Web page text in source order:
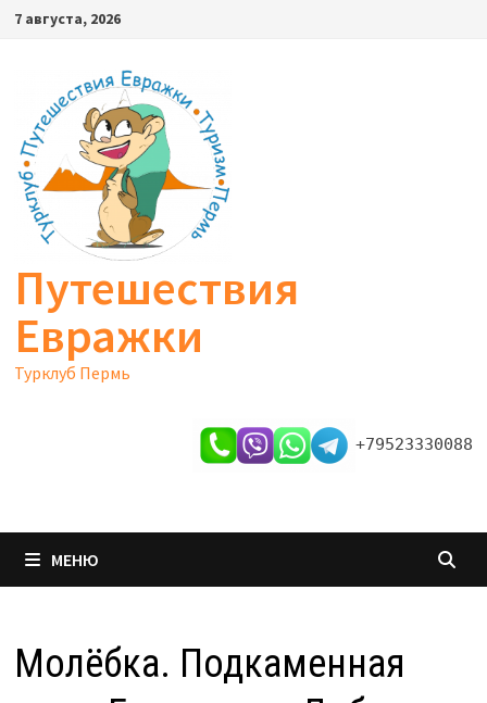
Перейти
содержимому
7 августа, 2026
Путешествия
Евражки
Турклуб Пермь
+79523330088
МЕНЮ
Молёбка. Подкаменная